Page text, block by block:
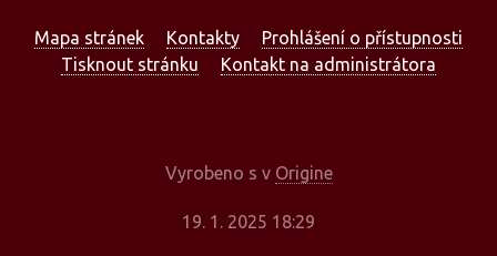
Mapa stránek Kontakty
Prohlášení o přístupnosti
Tisknout stránku
Kontakt na administrátora
Vyrobeno s v Origine
19. 1. 2025 18:29